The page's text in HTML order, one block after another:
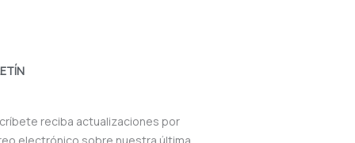
reciba actualizaciones por